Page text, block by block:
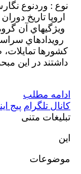
اروپا تاريخ
ويژگيهاي آن
رويدادهاي
كشورها
داشتند در اين
ادامه مطلب
کانال تلگرام پیج
تبلیغات متنی
این
موضوعات